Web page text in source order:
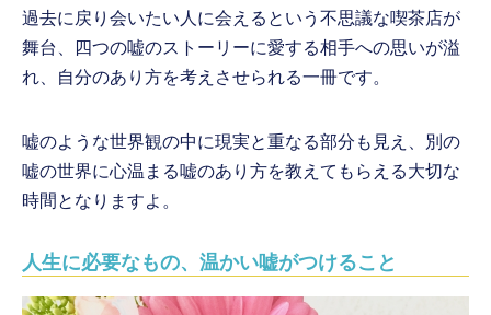
過去に戻り会いたい人に会えるという不思議な喫茶店が
舞台、四つの嘘のストーリーに愛する相手への思いが溢
れ、自分のあり方を考えさせられる一冊です。
嘘のような世界観の中に現実と重なる部分も見え、別の
嘘の世界に心温まる嘘のあり方を教えてもらえる大切な
時間となりますよ。
人生に必要なもの、温かい嘘がつけること